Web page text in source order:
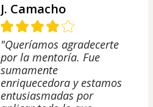
J. Camacho
"Queríamos agradecerte
por la mentoría. Fue
sumamente
enriquecedora y estamos
entusiasmadas por